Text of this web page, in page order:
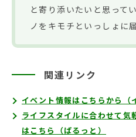
と寄り添いたいと思って
ノをキモチといっしょに
関連リンク
イベント情報はこちらから（
ライフスタイルに合わせて
はこちら（ぱるっと）